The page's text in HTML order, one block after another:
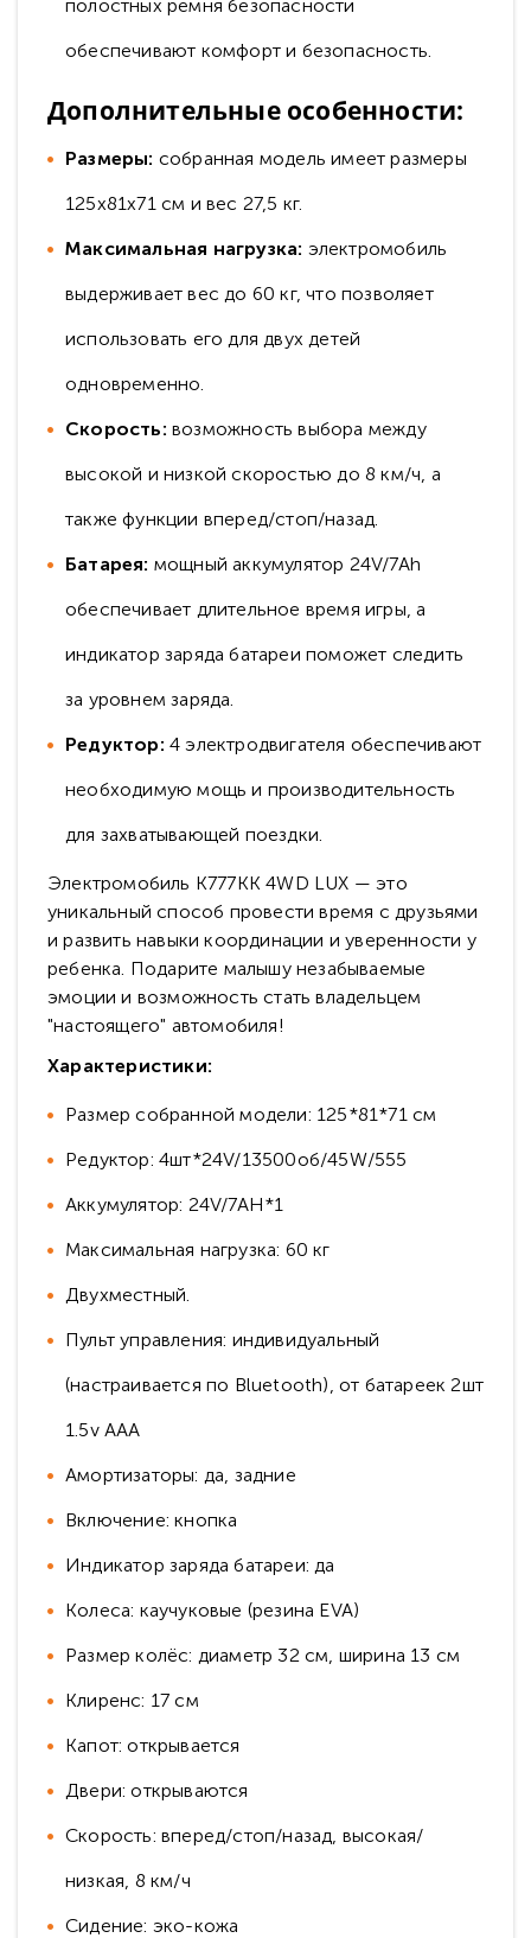
полостных ремня безопасности
обеспечивают комфорт и безопасность.
Дополнительные особенности:
Размеры: собранная модель имеет размеры
125х81х71 см и вес 27,5 кг.
Максимальная нагрузка: электромобиль
выдерживает вес до 60 кг, что позволяет
использовать его для двух детей
одновременно.
Скорость: возможность выбора между
высокой и низкой скоростью до 8 км/ч, а
также функции вперед/стоп/назад.
Батарея: мощный аккумулятор 24V/7Ah
обеспечивает длительное время игры, а
индикатор заряда батареи поможет следить
за уровнем заряда.
Редуктор: 4 электродвигателя обеспечивают
необходимую мощь и производительность
для захватывающей поездки.
Электромобиль K777KK 4WD LUX — это
уникальный способ провести время с друзьями
и развить навыки координации и уверенности у
ребенка. Подарите малышу незабываемые
эмоции и возможность стать владельцем
"настоящего" автомобиля!
Характеристики:
Размер собранной модели: 125*81*71 см
Редуктор: 4шт*24V/13500об/45W/555
Аккумулятор: 24V/7AH*1
Максимальная нагрузка: 60 кг
Двухместный.
Пульт управления: индивидуальный
(настраивается по Bluetooth), от батареек 2шт
1.5v AAА
Амортизаторы: да, задние
Включение: кнопка
Индикатор заряда батареи: да
Колеса: каучуковые (резина EVA)
Размер колёс: диаметр 32 см, ширина 13 см
Клиренс: 17 см
Капот: открывается
Двери: открываются
Скорость: вперед/стоп/назад, высокая/
низкая, 8 км/ч
Сидение: эко-кожа